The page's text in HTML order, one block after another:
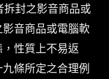
拆封之影音商品或
音商品或電腦軟
性質上不易返
條所定之合理例